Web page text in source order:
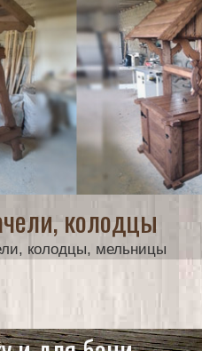
колодцы
колодцы, мельницы